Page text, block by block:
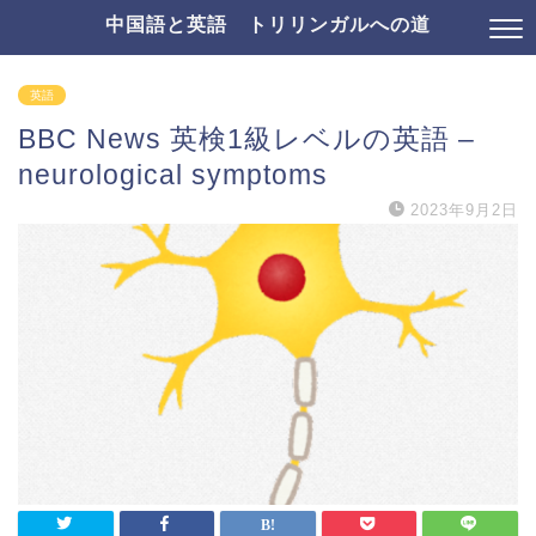
中国語と英語 トリリンガルへの道
英語
BBC News 英検1級レベルの英語 –
neurological symptoms
2023年9月2日